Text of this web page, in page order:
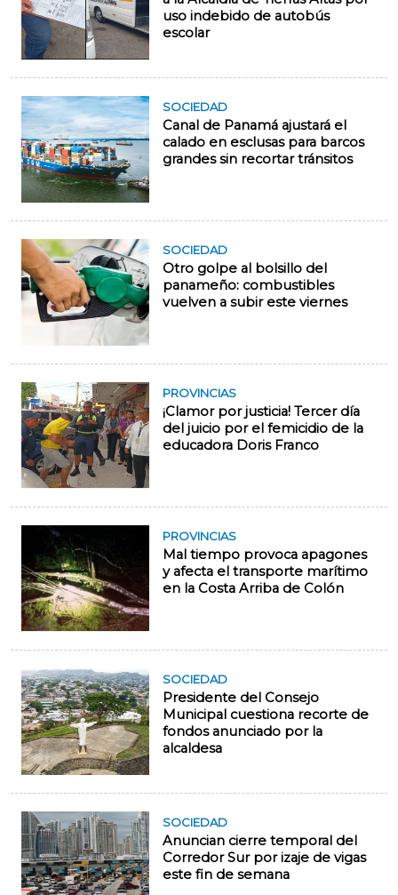
uso indebido de autobús
escolar
SOCIEDAD
Canal de Panamá ajustará el
calado en esclusas para barcos
grandes sin recortar tránsitos
SOCIEDAD
Otro golpe al bolsillo del
panameño: combustibles
vuelven a subir este viernes
PROVINCIAS
¡Clamor por justicia! Tercer día
del juicio por el femicidio de la
educadora Doris Franco
PROVINCIAS
Mal tiempo provoca apagones
y afecta el transporte marítimo
en la Costa Arriba de Colón
SOCIEDAD
Presidente del Consejo
Municipal cuestiona recorte de
fondos anunciado por la
alcaldesa
SOCIEDAD
Anuncian cierre temporal del
Corredor Sur por izaje de vigas
este fin de semana